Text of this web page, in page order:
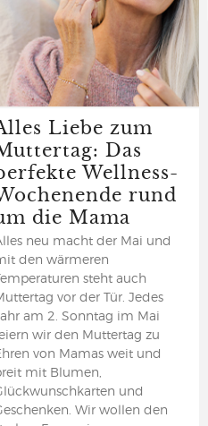
Liebe zum
Das
Wellness-
rund
die Mama
neu macht der Mai und
den wärmeren
Temperaturen steht auch
vor der Tür. Jedes
am 2. Sonntag im Mai
wir den Muttertag zu
von Mamas weit und
mit Blumen,
und
Wir wollen den